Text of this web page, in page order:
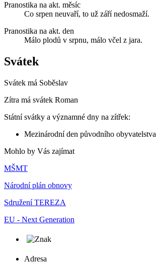
Pranostika na akt. měsíc
Co srpen neuvaří, to už září nedosmaží.
Pranostika na akt. den
Málo plodů v srpnu, málo včel z jara.
Svátek
Svátek má Soběslav
Zítra má svátek Roman
Státní svátky a významné dny na zítřek:
Mezinárodní den původního obyvatelstva
Mohlo by Vás zajímat
MŠMT
Národní plán obnovy
Sdružení TEREZA
EU - Next Generation
Adresa